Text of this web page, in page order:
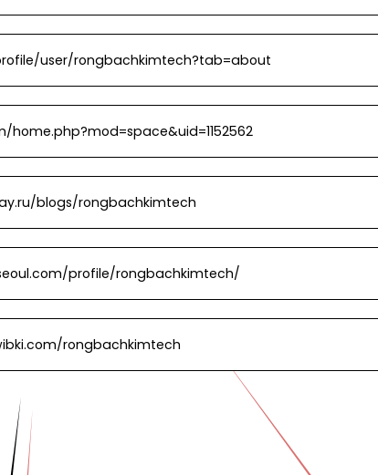
user/rongbachkimtech?tab=about
blogs/rongbachkimtech
profile/rongbachkimtech/
rongbachkimtech